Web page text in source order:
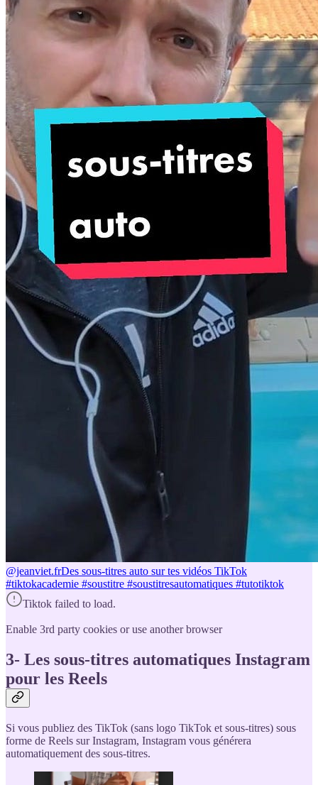
@jeanviet.frDes sous-titres auto sur tes vidéos TikTok
#tiktokacademie #soustitre #soustitresautomatiques #tutotiktok
Tiktok failed to load.
Enable 3rd party cookies or use another browser
3- Les sous-titres automatiques Instagram
pour les Reels
Si vous publiez des TikTok (sans logo TikTok et sous-titres) sous
forme de Reels sur Instagram, Instagram vous générera
automatiquement des sous-titres.